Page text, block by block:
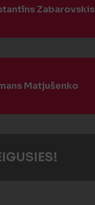
Zabarovskis
Matjušenko